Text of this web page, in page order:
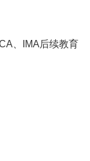
、IMA后续教育